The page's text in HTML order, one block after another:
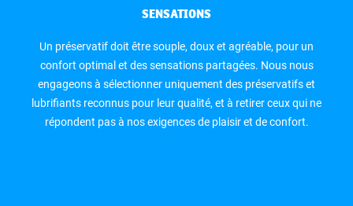
SENSATIONS
Un préservatif doit être souple, doux et agréable, pour un
confort optimal et des sensations partagées. Nous nous
engageons à sélectionner uniquement des préservatifs et
lubrifiants reconnus pour leur qualité, et à retirer ceux qui ne
répondent pas à nos exigences de plaisir et de confort.